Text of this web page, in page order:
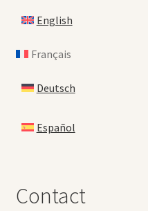
English
Français
Deutsch
Español
Contact